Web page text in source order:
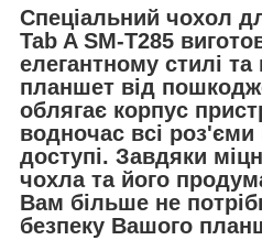
Спеціальний чохол
Tab A SM-T285
елегантному стилі та
планшет від
облягає корпус
водночас всі
доступі. Завдяки
чохла та його
Вам більше не
безпеку Вашого